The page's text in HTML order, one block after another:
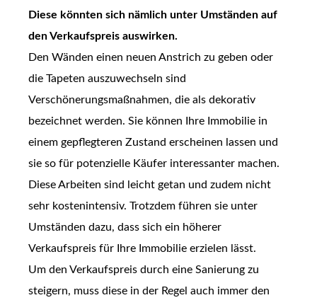
Diese könnten sich nämlich unter Umständen auf
den Verkaufspreis auswirken.
Den Wänden einen neuen Anstrich zu geben oder
die Tapeten auszuwechseln sind
Verschönerungsmaßnahmen, die als dekorativ
bezeichnet werden. Sie können Ihre Immobilie in
einem gepflegteren Zustand erscheinen lassen und
sie so für potenzielle Käufer interessanter machen.
Diese Arbeiten sind leicht getan und zudem nicht
sehr kostenintensiv. Trotzdem führen sie unter
Umständen dazu, dass sich ein höherer
Verkaufspreis für Ihre Immobilie erzielen lässt.
Um den Verkaufspreis durch eine Sanierung zu
steigern, muss diese in der Regel auch immer den